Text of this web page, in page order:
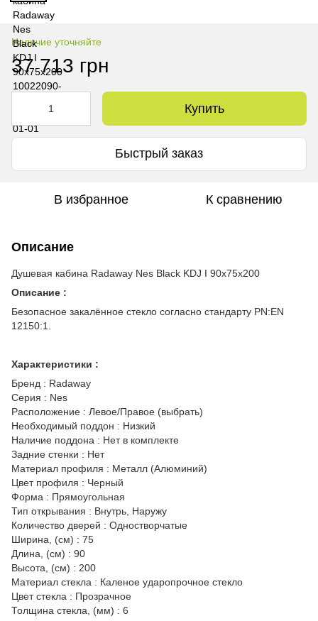
Наличие уточняйте
37 713 грн
Купить
Быстрый заказ
В избранное К сравнению
Описание
Душевая кабина Radaway Nes Black KDJ I 90x75x200
Описание :
Безопасное закалённое стекло согласно стандарту PN:EN
12150:1.
Характеристики :
Бренд : Radaway
Серия : Nes
Расположение : Левое/Правое (выбрать)
Необходимый поддон : Низкий
Наличие поддона : Нет в комплекте
Задние стенки : Нет
Материал профиля : Металл (Алюминий)
Цвет профиля : Черный
Форма : Прямоугольная
Тип открывания : Внутрь, Наружу
Количество дверей : Одностворчатые
Ширина, (см) : 75
Длина, (см) : 90
Высота, (см) : 200
Материал стекла : Каленое ударопрочное стекло
Цвет стекла : Прозрачное
Толщина стекла, (мм) : 6